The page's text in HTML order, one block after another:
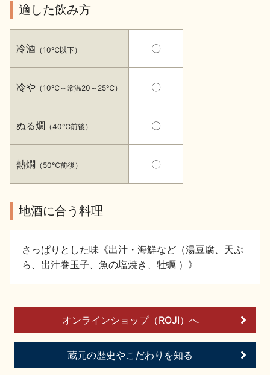
地酒・イベント情報
季節の商品
地酒蔵元会WEB展示会 地酒蔵元会利酒会
美味しい地酒の選び方
地酒蔵元会とは
適した飲み方
冷酒 （10℃以下）
冷や （10℃～常温20～25℃）
ぬる燗 （40℃前後）
熱燗 （50℃前後）
〇
〇
〇
〇
地酒に合う料理
さっぱりとした味《出汁・海鮮など（湯豆腐、天ぷ
ら、出汁巻玉子、魚の塩焼き、牡蠣 ）》
オンラインショップ（ROJI）へ
蔵元の歴史やこだわりを知る